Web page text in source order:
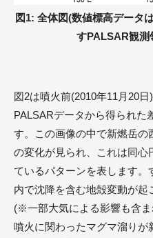
図1: 全体図(数値標高データ
すPALSAR観測
図2は噴火前(2010年11月20
PALSARデータから得られた
す。この画像の中で新燃岳
の変化が見られ、これは同心
ているパターンを表します
内で沈降を含む地殻変動が
(※一部大気による影響も含
噴火に関わったマグマ溜り